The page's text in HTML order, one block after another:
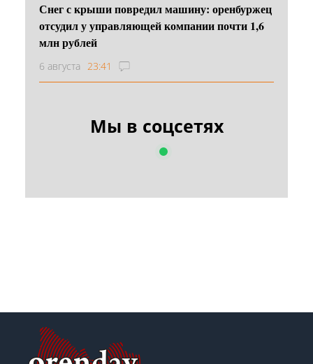
Снег с крыши повредил машину: оренбуржец
отсудил у управляющей компании почти 1,6
млн рублей
6 августа 23:41
Мы в соцсетях